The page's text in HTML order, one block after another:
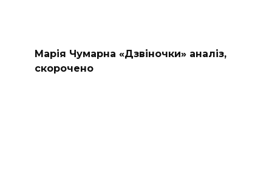
Марія Чумарна «Дзвіночки» аналіз,
скорочено